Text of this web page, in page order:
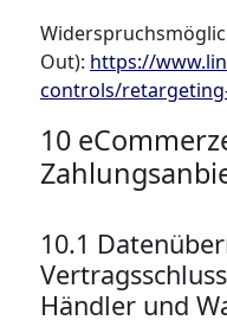
Out): https://
controls/
10
10.1
Händler und